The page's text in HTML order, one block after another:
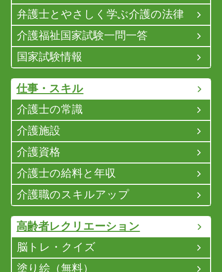
弁護士とやさしく学ぶ介護の法律
介護福祉国家試験一問一答
国家試験情報
仕事・スキル
介護士の常識
介護施設
介護資格
介護士の給料と年収
介護職のスキルアップ
高齢者レクリエーション
脳トレ・クイズ
塗り絵（無料）